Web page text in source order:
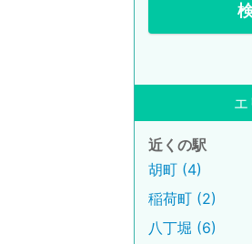
エ
近くの駅
胡町 (4)
稲荷町 (2)
八丁堀 (6)